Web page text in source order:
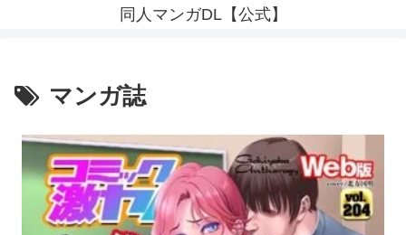
同人マンガDL【公式】
マンガ誌